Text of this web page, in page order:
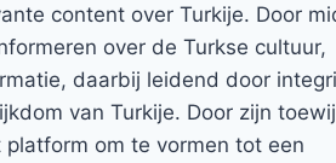
content over Turkije. Door
over de Turkse cultuur,
daarbij leidend door
van Turkije. Door zijn
om te vormen tot een